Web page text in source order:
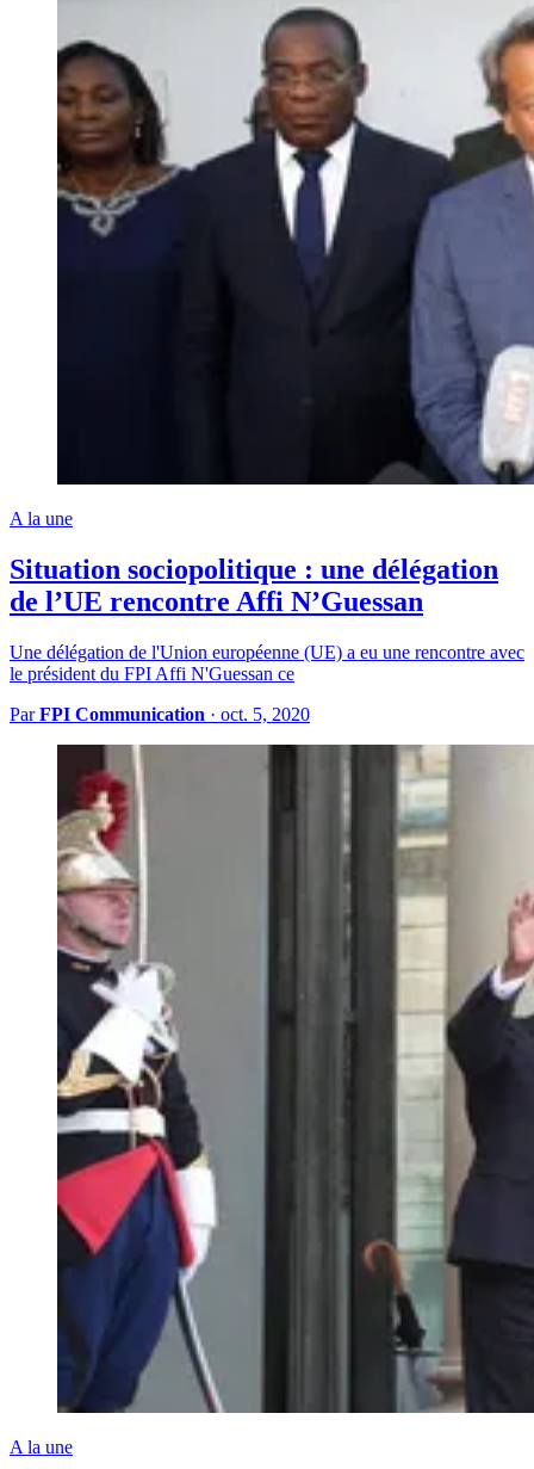
A la une
Situation sociopolitique : une délégation
de l’UE rencontre Affi N’Guessan
Une délégation de l'Union européenne (UE) a eu une rencontre avec
le président du FPI Affi N'Guessan ce
ParFPI Communication · oct. 5, 2020
A la une